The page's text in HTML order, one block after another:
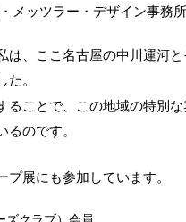
メッツラー・デザイン事務
は、ここ名古屋の中川運河
。
ることで、この地域の特別
のです。
展にも参加しています。